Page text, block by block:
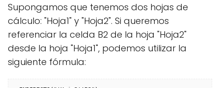
Supongamos que tenemos dos hojas de
cálculo: "Hoja1" y "Hoja2". Si queremos
referenciar la celda B2 de la hoja "Hoja2"
desde la hoja "Hoja1", podemos utilizar la
siguiente fórmula: